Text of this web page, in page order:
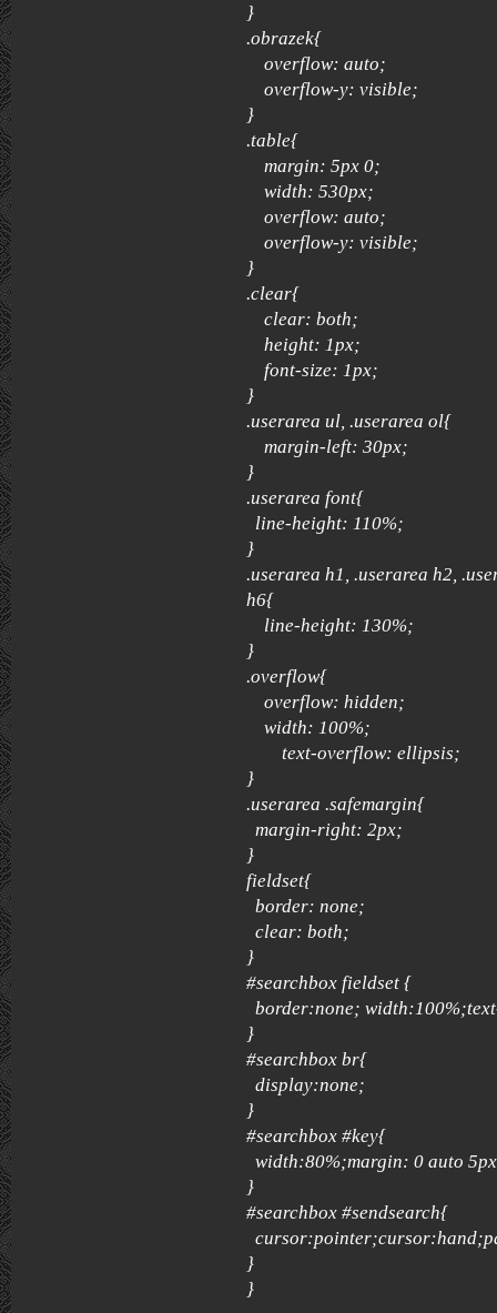
}
.obrazek{
overflow: auto;
overflow-y: visible;
}
.table{
margin: 5px 0;
width: 530px;
overflow: auto;
overflow-y: visible;
}
.clear{
clear: both;
height: 1px;
font-size: 1px;
}
.userarea ul, .userarea ol{
margin-left: 30px;
}
.userarea font{
line-height: 110%;
}
.userarea h1, .userarea h2,
h6{
line-height: 130%;
}
.overflow{
overflow: hidden;
width: 100%;
text-overflow: ellipsis;
}
.userarea .safemargin{
margin-right: 2px;
}
fieldset{
border: none;
clear: both;
}
#searchbox fieldset {
border:none;
}
#searchbox br{
display:none;
}
#searchbox #key{
width:80%;margin: 0 auto
}
#searchbox #sendsearch{
}
}